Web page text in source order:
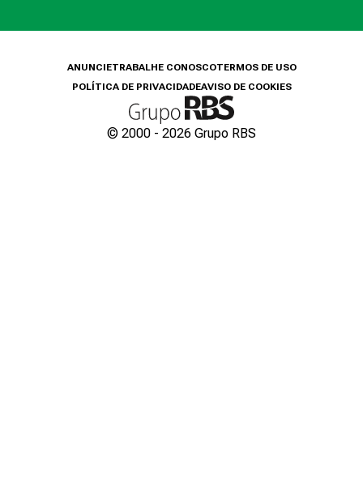
ANUNCIETRABALHE CONOSCOTERMOS DE USO
POLÍTICA DE PRIVACIDADEAVISO DE COOKIES
© 2000 - 2026 Grupo RBS